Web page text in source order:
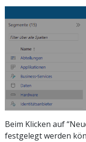
Beim Klicken auf
festgelegt werden